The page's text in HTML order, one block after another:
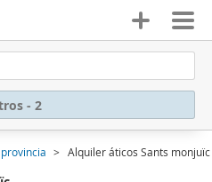
- 2
Alquiler áticos Sants